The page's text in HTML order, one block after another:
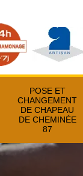
POSE ET
CHANGEMENT
DE CHAPEAU
DE CHEMINÉE
87